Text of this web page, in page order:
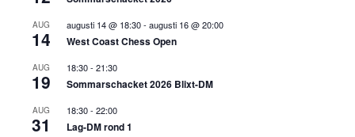
AUG
14
augusti 14 @ 18:30- augusti 16 @ 20:00
West Coast Chess Open
AUG
19
18:30- 21:30
Sommarschacket 2026 Blixt-DM
AUG
31
18:30- 22:00
Lag-DM rond 1